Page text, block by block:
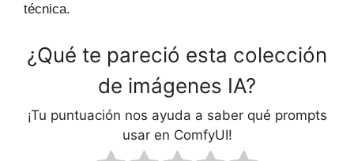
técnica.
¿Qué te pareció esta colección
de imágenes IA?
¡Tu puntuación nos ayuda a saber qué prompts
usar en ComfyUI!